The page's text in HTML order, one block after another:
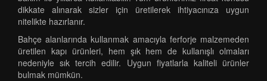
dikkate alınarak sizler için üretilerek ihtiyacınıza uygun
nitelikte hazırlanır.
Bahçe alanlarında kullanmak amacıyla ferforje malzemeden
üretilen kapı ürünleri, hem şık hem de kullanışlı olmaları
nedeniyle sık tercih edilir. Uygun fiyatlarla kaliteli ürünler
bulmak mümkün.